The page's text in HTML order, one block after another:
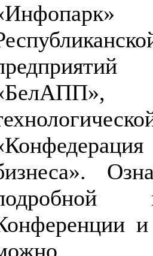
и